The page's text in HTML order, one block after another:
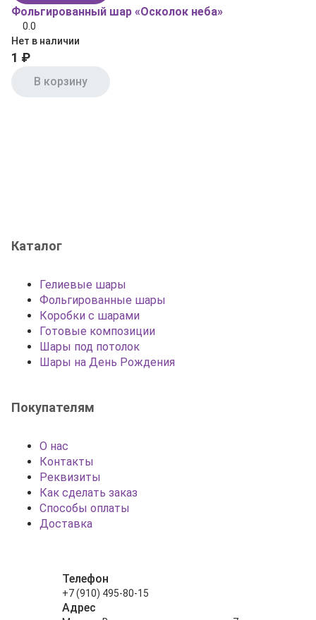
Фольгированный шар «Осколок неба»
0.0
Нет в наличии
1 ₽
В корзину
Каталог
Гелиевые шары
Фольгированные шары
Коробки с шарами
Готовые композиции
Шары под потолок
Шары на День Рождения
Покупателям
О нас
Контакты
Реквизиты
Как сделать заказ
Способы оплаты
Доставка
Телефон
+7 (910) 495-80-15
Адрес